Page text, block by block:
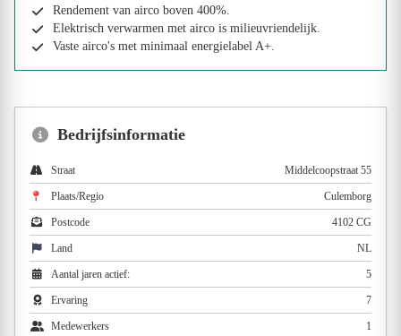
Rendement van airco boven 400%.
Elektrisch verwarmen met airco is milieuvriendelijk.
Vaste airco's met minimaal energielabel A+.
Bedrijfsinformatie
Straat Middelcoopstraat 55
Plaats/Regio Culemborg
Postcode 4102 CG
Land NL
Aantal jaren actief: 5
Ervaring 7
Medewerkers 1